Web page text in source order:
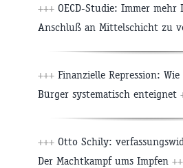
+++ OECD-Studie: Immer mehr
Anschluß an Mittelschicht zu
+++ Finanzielle Repression:
Bürger systematisch enteignet
+++ Otto Schily:
Der Machtkampf ums Impfen